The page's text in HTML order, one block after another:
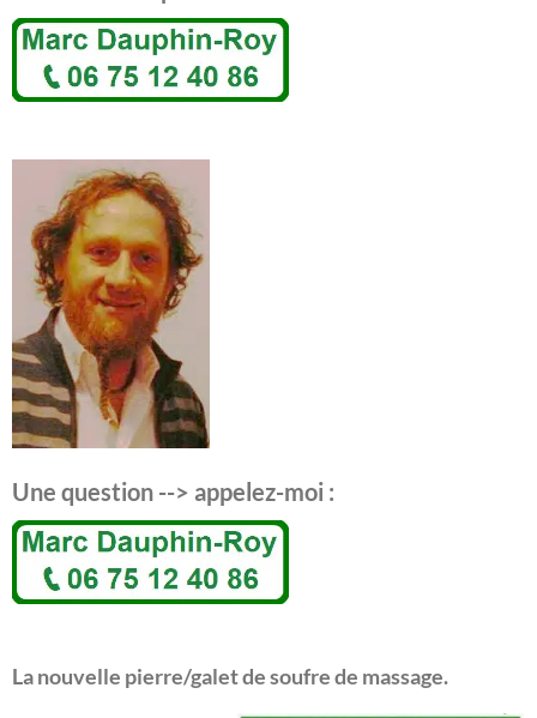
Une question --> appelez-moi :
La nouvelle pierre/galet de soufre de massage.